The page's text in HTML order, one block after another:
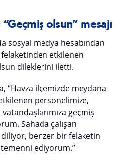
olsun” mesajı
sosyal medya hesabından
felaketinden etkilenen
dileklerini iletti.
“Havza ilçemizde meydana
personelimize,
geçmiş
Sahada çalışan
benzer bir felaketin
temenni ediyorum.”